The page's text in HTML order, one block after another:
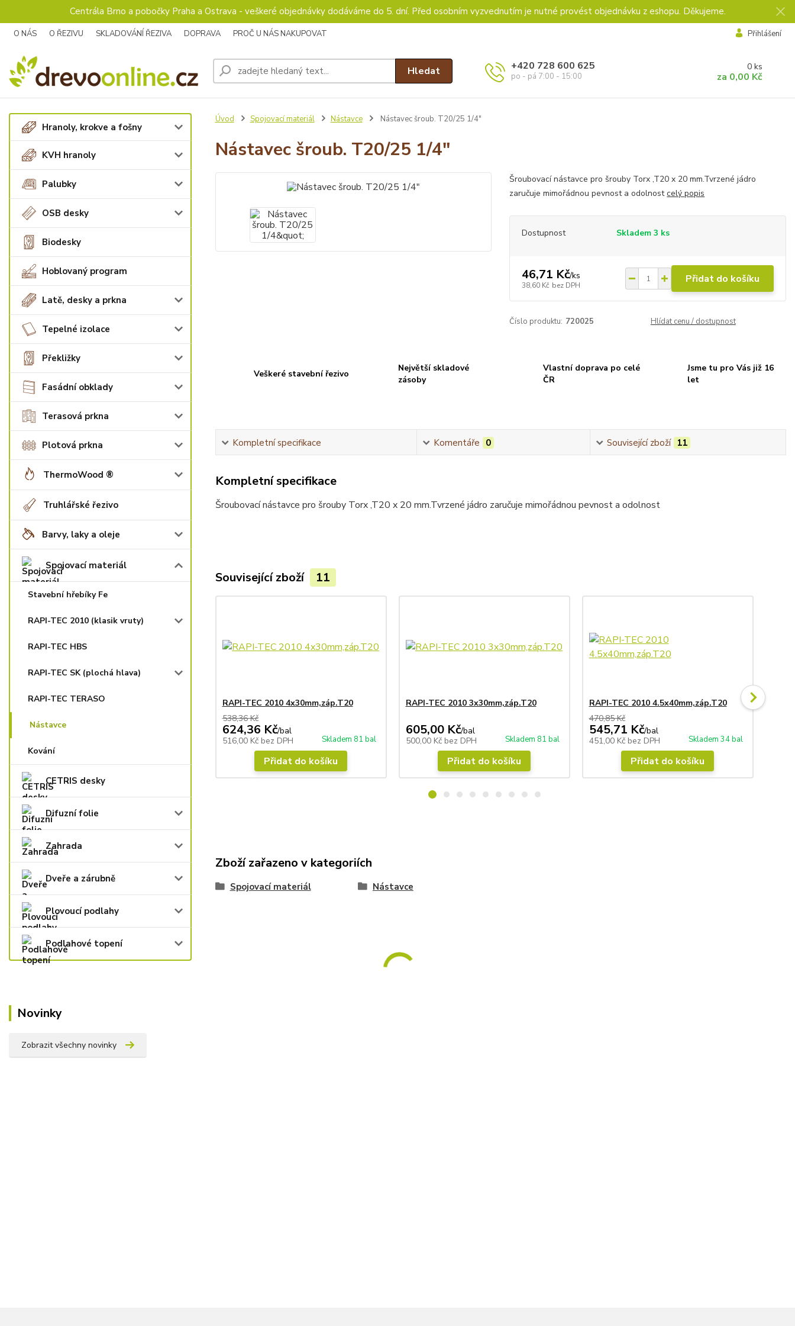
Centrála Brno a pobočky Praha a Ostrava - veškeré objednávky dodáváme do 5. dní. Před osobním vyzvednutím je nutné provést objednávku z eshopu. Děkujeme.
O NÁS O ŘEZIVU SKLADOVÁNÍ ŘEZIVA DOPRAVA PROČ U NÁS NAKUPOVAT Přihlášení
Hledat +420 728 600 625
po - pá 7:00 - 15:00
0 ks
za 0,00 Kč
Hranoly, krokve a fošny
KVH hranoly
Palubky
OSB desky
Biodesky
Hoblovaný program
Latě, desky a prkna
Tepelné izolace
Překližky
Fasádní obklady
Terasová prkna
Plotová prkna
ThermoWood ®
Truhlářské řezivo
Barvy, laky a oleje
Spojovací materiál
Stavební hřebíky Fe
RAPI-TEC 2010 (klasik vruty)
RAPI-TEC HBS
RAPI-TEC SK (plochá hlava)
RAPI-TEC TERASO
Nástavce
Kování
CETRIS desky
Difuzní folie
Zahrada
Dveře a zárubně
Plovoucí podlahy
Podlahové topení
Novinky
Zobrazit všechny novinky
Úvod Spojovací materiál Nástavce Nástavec šroub. T20/25 1/4"
Nástavec šroub. T20/25 1/4"
Šroubovací nástavce pro šrouby Torx ,T20 x 20 mm.Tvrzené jádro
zaručuje mimořádnou pevnost a odolnostcelý popis
Dostupnost Skladem 3 ks
46,71 Kč/ks
38,60 Kč bez DPH Přidat do košíku
Číslo produktu: 720025 Hlídat cenu / dostupnost
Veškeré stavební řezivo
Největší skladové
zásoby
Vlastní doprava po celé
ČR
Jsme tu pro Vás již 16
let
Kompletní specifikace Komentáře 0 Související zboží 11
Kompletní specifikace
Šroubovací nástavce pro šrouby Torx ,T20 x 20 mm.Tvrzené jádro zaručuje mimořádnou pevnost a odolnost
Související zboží 11
RAPI-TEC 2010 4x30mm,záp.T20
538,36 Kč
624,36 Kč/bal
516,00 Kč bez DPH Skladem 81 bal
Přidat do košíku
RAPI-TEC 2010 3x30mm,záp.T20
605,00 Kč/bal
500,00 Kč bez DPH Skladem 81 bal
Přidat do košíku
RAPI-TEC 2010 4.5x40mm,záp.T20
470,85 Kč
545,71 Kč/bal
451,00 Kč bez DPH Skladem 34 bal
Přidat do košíku
Zboží zařazeno v kategoriích
Spojovací materiál Nástavce